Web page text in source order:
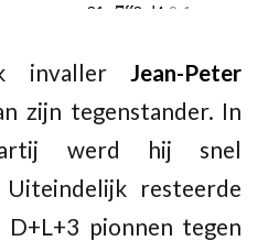
invaller
Jean-Peter
zijn tegenstander. In
werd hij snel
Uiteindelijk resteerde
D+L+3 pionnen tegen